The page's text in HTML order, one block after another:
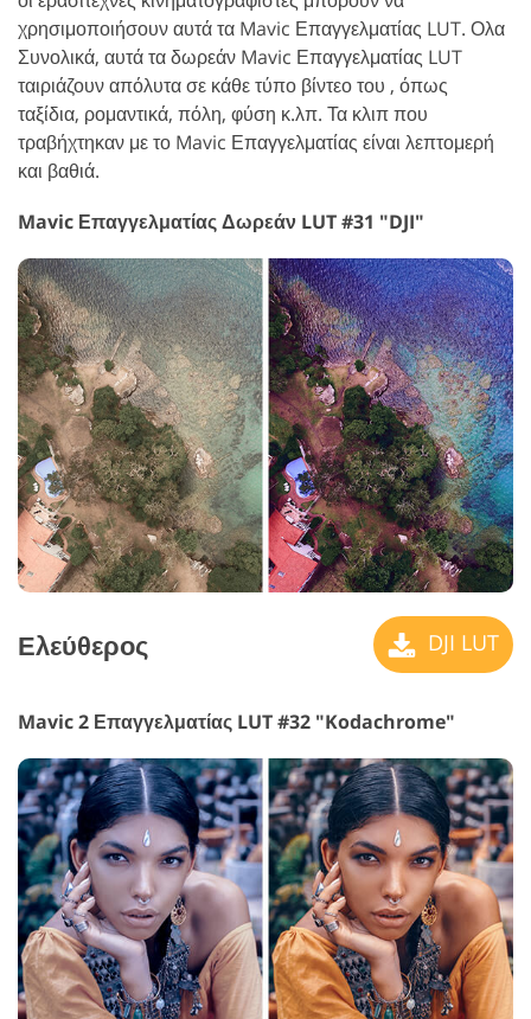
χρησιμοποιήσουν αυτά τα Mavic Επαγγελματίας LUT. Ολα
Συνολικά, αυτά τα δωρεάν Mavic Επαγγελματίας LUT
ταιριάζουν απόλυτα σε κάθε τύπο βίντεο του , όπως
ταξίδια, ρομαντικά, πόλη, φύση κ.λπ. Τα κλιπ που
τραβήχτηκαν με το Mavic Επαγγελματίας είναι λεπτομερή
και βαθιά.
Mavic Επαγγελματίας Δωρεάν LUT #31 "DJI"
Ελεύθερος DJI LUT
Mavic 2 Επαγγελματίας LUT #32 "Kodachrome"